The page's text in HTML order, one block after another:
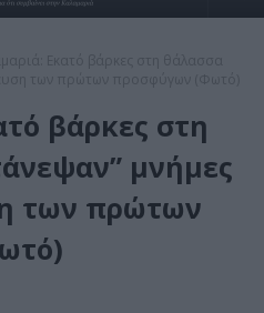
βάρκες στη
μνήμες
των πρώτων